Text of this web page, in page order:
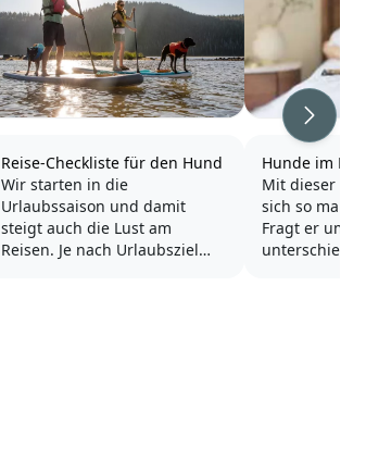
Reise-Checkliste für den Hund
Wir starten in die
Urlaubssaison und damit
steigt auch die Lust am
Reisen. Je nach Urlaubsziel
Hunde im
Mit dieser
sich so
Fragt er um
Weiter